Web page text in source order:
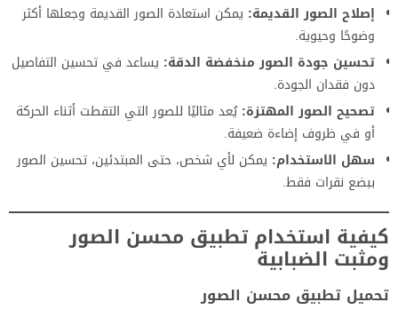
إصلاح الصور القديمة: يمكن استعادة الصور القديمة وجعلها أكثر
وضوحًا وحيوية.
تحسين جودة الصور منخفضة الدقة: يساعد في تحسين التفاصيل
دون فقدان الجودة.
تصحيح الصور المهتزة: يُعد مثاليًا للصور التي التقطت أثناء الحركة
أو في ظروف إضاءة ضعيفة.
سهل الاستخدام: يمكن لأي شخص، حتى المبتدئين، تحسين الصور
ببضع نقرات فقط.
كيفية استخدام تطبيق محسن الصور
ومثبت الضبابية
تحميل تطبيق محسن الصور